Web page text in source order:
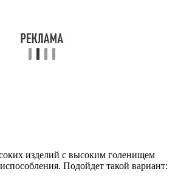
изделий с высоким голенищем
Подойдет такой вариант: